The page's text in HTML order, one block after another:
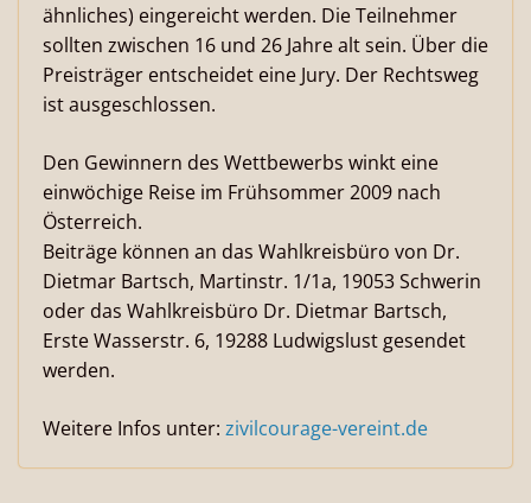
ähnliches) eingereicht werden. Die Teilnehmer
sollten zwischen 16 und 26 Jahre alt sein. Über die
Preisträger entscheidet eine Jury. Der Rechtsweg
ist ausgeschlossen.
Den Gewinnern des Wettbewerbs winkt eine
einwöchige Reise im Frühsommer 2009 nach
Österreich.
Beiträge können an das Wahlkreisbüro von Dr.
Dietmar Bartsch, Martinstr. 1/1a, 19053 Schwerin
oder das Wahlkreisbüro Dr. Dietmar Bartsch,
Erste Wasserstr. 6, 19288 Ludwigslust gesendet
werden.
Weitere Infos unter: zivilcourage-vereint.de